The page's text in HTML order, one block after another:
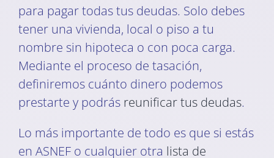
para pagar todas tus deudas. Solo debes
tener una vivienda, local o piso a tu
nombre sin hipoteca o con poca carga.
Mediante el proceso de tasación,
definiremos cuánto dinero podemos
prestarte y podrás reunificar tus deudas.
Lo más importante de todo es que si estás
en ASNEF o cualquier otra lista de